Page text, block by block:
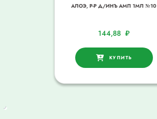
АЛОЭ, Р-Р Д/ИНЪ АМП 1МЛ №10
144,88 ₽
КУПИТЬ